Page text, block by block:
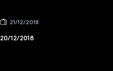
21/12/2018
20/12/2018